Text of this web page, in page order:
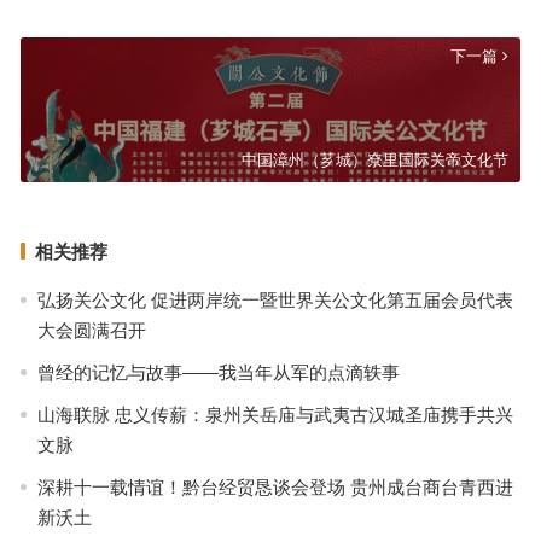
下一篇
中国漳州（芗城）尞里国际关帝文化节
相关推荐
弘扬关公文化 促进两岸统一暨世界关公文化第五届会员代表
大会圆满召开
曾经的记忆与故事——我当年从军的点滴轶事
山海联脉 忠义传薪：泉州关岳庙与武夷古汉城圣庙携手共兴
文脉
深耕十一载情谊！黔台经贸恳谈会登场 贵州成台商台青西进
新沃土